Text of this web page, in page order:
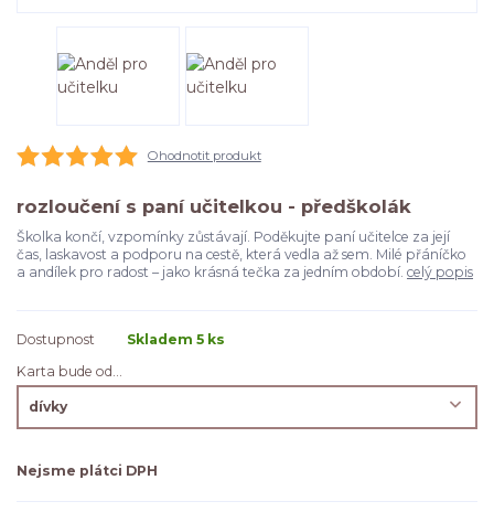
Ohodnotit produkt
rozloučení s paní učitelkou - předškolák
Školka končí, vzpomínky zůstávají. Poděkujte paní učitelce za její
čas, laskavost a podporu na cestě, která vedla až sem. Milé přáníčko
a andílek pro radost – jako krásná tečka za jedním období. celý popis
Dostupnost
Skladem 5 ks
Karta bude od...
Nejsme plátci DPH